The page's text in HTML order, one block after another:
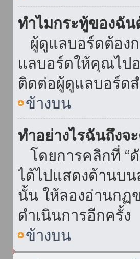
ทำไมกระทู้ของฉั
ผู้ดูแลบอร์ดต้อง
แลบอร์ดให้คุณไป
ติดต่อผู้ดูแลบอร์ด
ข้างบน
ทำอย่างไรฉันถึงจ
โดยการคลิกที่ “
ได้ไปแสดงด้านบ
นั้น ให้ลองอ่านกฏ
ดำเนินการอีกครั้ง
ข้างบน